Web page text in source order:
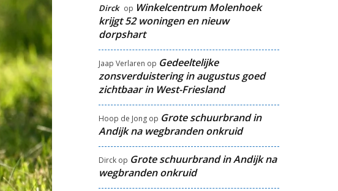
Dirck op Winkelcentrum Molenhoek
krijgt 52 woningen en nieuw
dorpshart
Jaap Verlaren op Gedeeltelijke
zonsverduistering in augustus goed
zichtbaar in West-Friesland
Hoop de Jongop Grote schuurbrand in
Andijk na wegbranden onkruid
Dirckop Grote schuurbrand in Andijk na
wegbranden onkruid